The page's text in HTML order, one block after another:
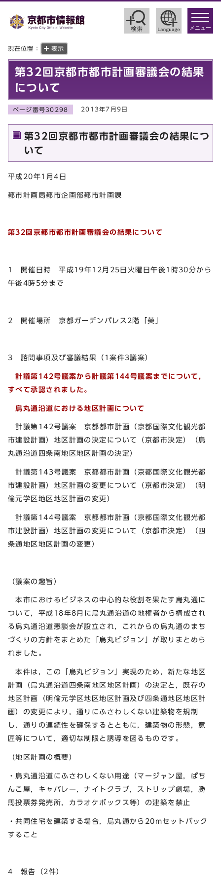
toggle
メニュー
現在位置： 表示
第32回京都市都市計画審議会の結果
について
ページ番号30298 2013年7月9日
第32回京都市都市計画審議会の結果につ
いて
平成20年1月4日
都市計画局都市企画部都市計画課
第32回京都市都市計画審議会の結果について
1 開催日時 平成19年12月25日火曜日午後1時30分から
午後4時5分まで
2 開催場所 京都ガーデンパレス2階「葵」
3 諮問事項及び審議結果（1案件3議案）
計議第142号議案から計議第144号議案までについて，
すべて承認されました。
烏丸通沿道における地区計画について
計議第142号議案 京都都市計画（京都国際文化観光都
市建設計画）地区計画の決定について（京都市決定）（烏
丸通沿道四条南地区地区計画の決定）
計議第143号議案 京都都市計画（京都国際文化観光都
市建設計画）地区計画の変更について（京都市決定）（明
倫元学区地区地区計画の変更）
計議第144号議案 京都都市計画（京都国際文化観光都
市建設計画）地区計画の変更について（京都市決定）（四
条通地区地区計画の変更）
（議案の趣旨）
本市におけるビジネスの中心的な役割を果たす烏丸通に
ついて，平成18年8月に烏丸通沿道の地権者から構成され
る烏丸通沿道懇談会が設立され，これからの烏丸通のまち
づくりの方針をまとめた「烏丸ビジョン」が取りまとめら
れました。
本件は，この「烏丸ビジョン」実現のため，新たな地区
計画（烏丸通沿道四条南地区地区計画）の決定と，既存の
地区計画（明倫元学区地区地区計画及び四条通地区地区計
画）の変更により，通りにふさわしくない建築物を規制
し，通りの連続性を確保するとともに，建築物の形態，意
匠等について，適切な制限と誘導を図るものです。
（地区計画の概要）
・烏丸通沿道にふさわしくない用途（マージャン屋，ぱち
んこ屋，キャバレー，ナイトクラブ，ストリップ劇場，勝
馬投票券発売所，カラオケボックス等）の建築を禁止
・共同住宅を建築する場合，烏丸通から20mセットバック
すること
4 報告（2件）